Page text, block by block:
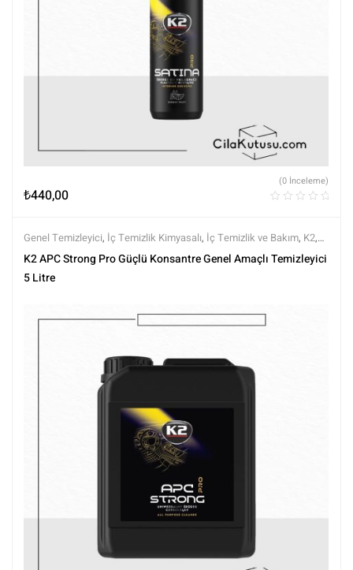
₺440,00
(0 İnceleme)
Genel Temizleyici, İç Temizlik Kimyasalı, İç Temizlik ve Bakım, K2,
Kimyasalar,Markalar,Tüm Ürünler,Tüm Ürünler
K2 APC Strong Pro Güçlü Konsantre Genel Amaçlı Temizleyici
5 Litre